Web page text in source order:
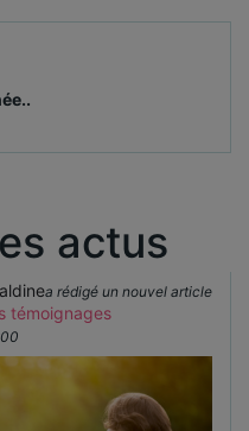
actus
a rédigé un nouvel article
témoignages